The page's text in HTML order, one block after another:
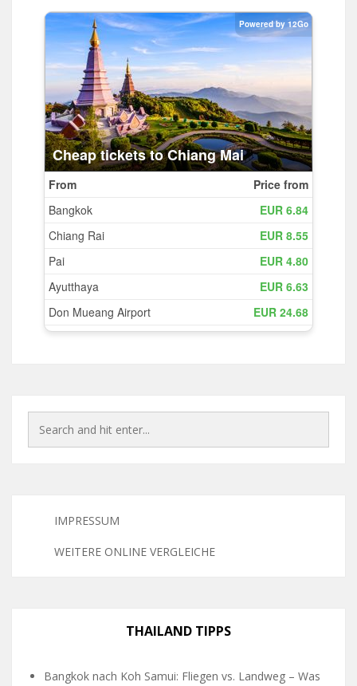
IMPRESSUM
WEITERE ONLINE VERGLEICHE
THAILAND TIPPS
Bangkok nach Koh Samui: Fliegen vs. Landweg – Was